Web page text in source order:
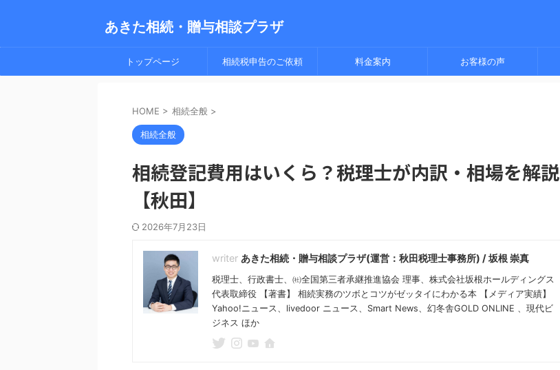
あきた相続・贈与相談プラザ
トップページ 相続税申告のご依頼 料金案内 お客様の声
HOME > 相続全般 >
相続全般
相続登記費用はいくら？税理士が内訳・相場を解説
【秋田】
2026年7月23日
あきた相続・贈与相談プラザ(運営：秋田税理士事務所) / 坂根 崇真
税理士、行政書士、㈳全国第三者承継推進協会 理事、株式会社坂根ホールディングス
代表取締役 【著書】 相続実務のツボとコツがゼッタイにわかる本 【メディア実績】
Yahoo!ニュース、livedoor ニュース、Smart News、幻冬舎GOLD ONLINE 、現代ビ
ジネス ほか